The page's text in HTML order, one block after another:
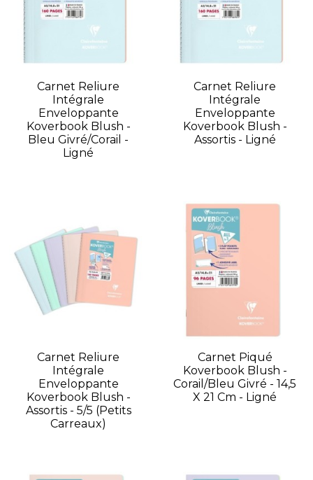
Carnet Reliure
Intégrale
Enveloppante
Koverbook Blush -
Bleu Givré/Corail -
Ligné
Carnet Reliure
Intégrale
Enveloppante
Koverbook Blush -
Assortis - Ligné
Carnet Reliure
Intégrale
Enveloppante
Koverbook Blush -
Assortis - 5/5 (petits
Carreaux)
Carnet Piqué
Koverbook Blush -
Corail/Bleu Givré - 14,5
X 21 Cm - Ligné